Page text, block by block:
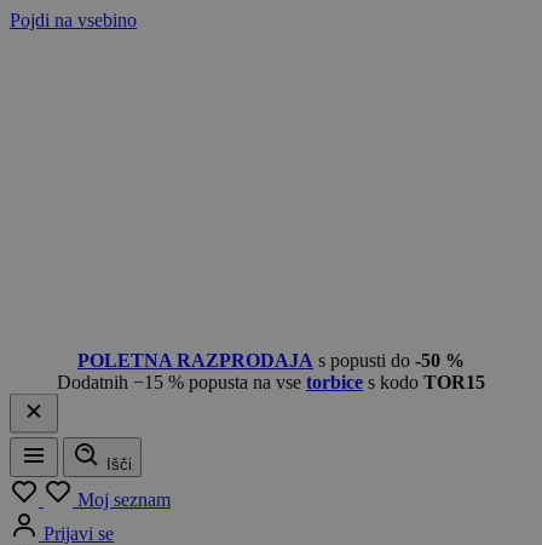
Pojdi na vsebino
POLETNA RAZPRODAJA s popusti do -50 %
Dodatnih −15 % popusta na vse torbice s kodo TOR15
Meni
Išči
Moj seznam
Prijavi se